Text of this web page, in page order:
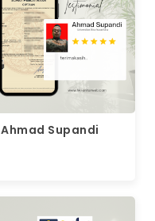
Ahmad Supandi